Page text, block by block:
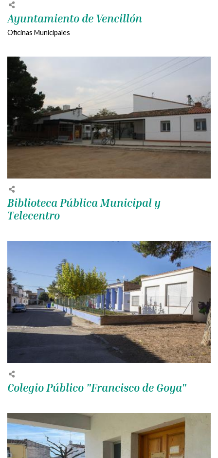
Ayuntamiento de Vencillón
Oficinas Municipales
Biblioteca Pública Municipal y
Telecentro
Colegio Público "Francisco de Goya"